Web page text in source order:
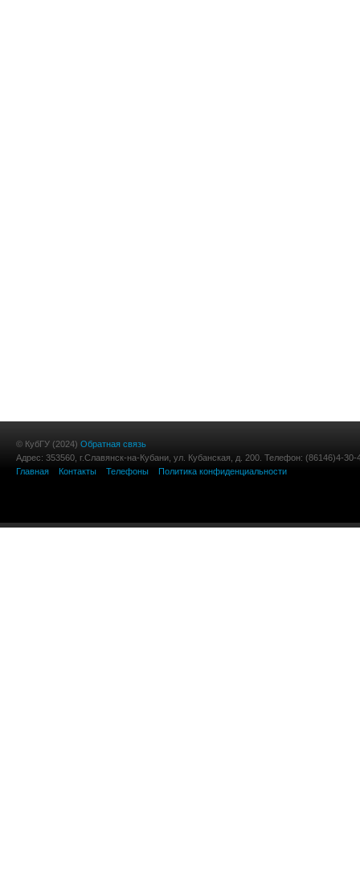
© КубГУ (2024) Обратная связь
Адрес: 353560, г.Славянск-на-Кубани, ул. Кубанская, д. 200. Телефон: (86146)4-30-
Главная
Контакты Телефоны Политика конфиденциальности